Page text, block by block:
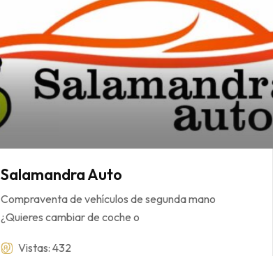
Salamandra Auto
Compraventa de vehículos de segunda mano
¿Quieres cambiar de coche o
Vistas: 432